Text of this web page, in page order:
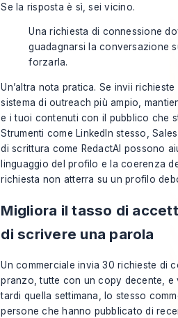
Se la risposta è sì, sei vicino.
Una richiesta di connessione
guadagnarsi la conversazione
forzarla.
Un’altra nota pratica. Se invii
sistema di outreach più ampio,
e i tuoi contenuti con il pubblico che
Strumenti come LinkedIn stesso,
di scrittura come RedactAI possono
linguaggio del profilo e la coerenza
richiesta non atterra su un profilo
Migliora il tasso di
di scrivere una parola
Un commerciale invia 30 richieste di
pranzo, tutte con un copy decente, e
tardi quella settimana, lo stesso
persone che hanno pubblicato di